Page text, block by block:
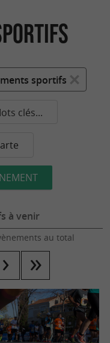
sportifs
clés...
à venir
au total